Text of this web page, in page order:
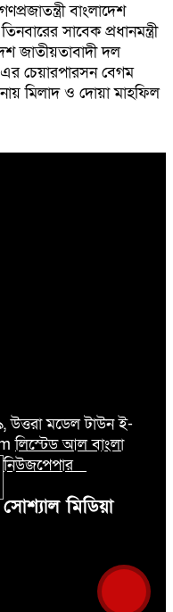
বাংলাদেশ
সাবেক প্রধানমন্ত্রী
জাতীয়তাবাদী দল
চেয়ারপারসন বেগম
মিলাদ ও দোয়া মাহফিল
আগের রাতে বীর
কবরের ওপর আগুন
ষড়যন্ত্র মানুষ
উত্তরা মডেল টাউন ই-
লিস্টেড আল বাংলা
নিউজপেপার
সোশ্যাল মিডিয়া